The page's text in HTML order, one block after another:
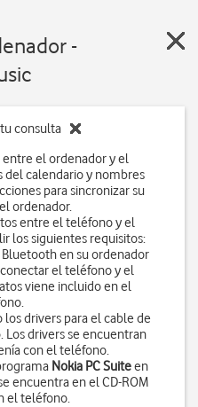
-
consulta
entre el ordenador y el
calendario y nombres
para sincronizar su
ordenador.
entre el teléfono y el
los siguientes requisitos:
en su ordenador
el teléfono y el
viene incluido en el
drivers para el cable de
drivers se encuentran
con el teléfono.
Nokia PC Suiteen
encuentra en el CD-ROM
el teléfono.